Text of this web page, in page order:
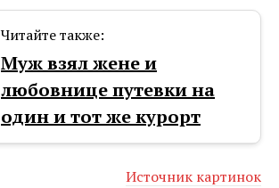
Читайте также:
Муж взял жене и
любовнице путевки на
один и тот же курорт
Источник картинок